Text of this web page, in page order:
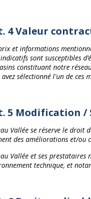
4 Valeur
et informations
sont susceptibles
constituant notre
avez sélectionné l'un de ces
5 Modification /
Vallée se réserve le droit
des améliorations et/ou
Vallée et ses
technique, et